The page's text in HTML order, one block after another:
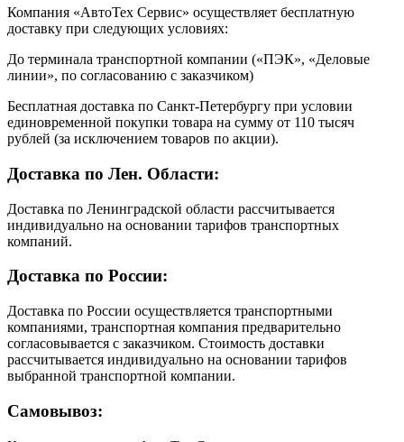
Компания «АвтоТех Сервис» осуществляет бесплатную
доставку при следующих условиях:
До терминала транспортной компании («ПЭК», «Деловые
линии», по согласованию с заказчиком)
Бесплатная доставка по Санкт-Петербургу при условии
единовременной покупки товара на сумму от 110 тысяч
рублей (за исключением товаров по акции).
Доставка по Лен. Области:
Доставка по Ленинградской области рассчитывается
индивидуально на основании тарифов транспортных
компаний.
Доставка по России:
Доставка по России осуществляется транспортными
компаниями, транспортная компания предварительно
согласовывается с заказчиком. Стоимость доставки
рассчитывается индивидуально на основании тарифов
выбранной транспортной компании.
Самовывоз: